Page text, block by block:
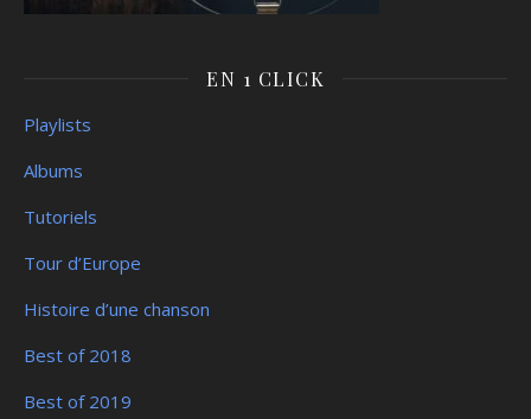
EN 1 CLICK
Playlists
Albums
Tutoriels
Tour d’Europe
Histoire d’une chanson
Best of 2018
Best of 2019